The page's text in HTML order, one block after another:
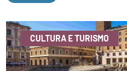
CULTURA E TURISMO